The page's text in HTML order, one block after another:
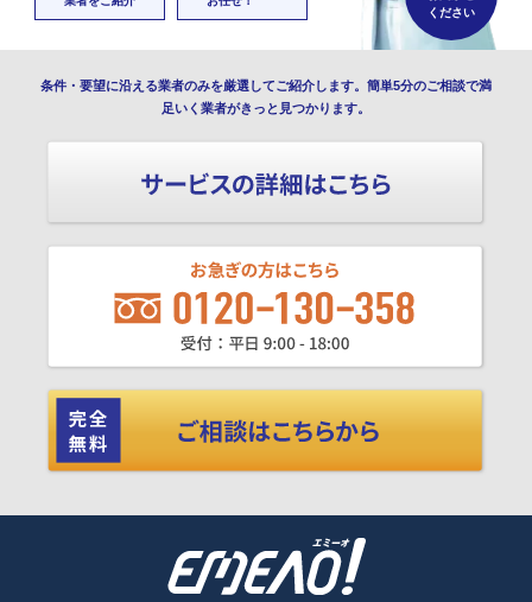
ください
条件・要望に沿える業者のみを厳選してご紹介します。簡単5分のご相談で満
足いく業者がきっと見つかります。